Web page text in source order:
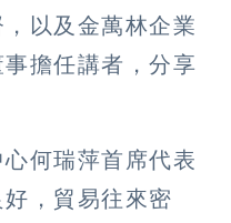
以及金萬林企業
擔任講者，分享
何瑞萍首席代表
，貿易往來密